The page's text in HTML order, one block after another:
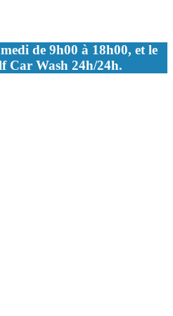
de 9h00 à 18h00, et le
Car Wash 24h/24h.